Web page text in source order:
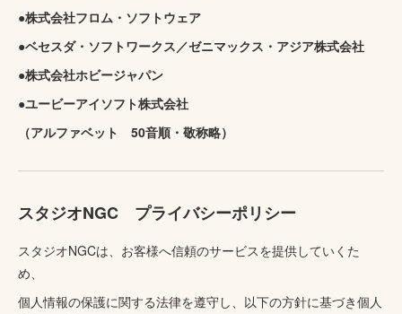
●株式会社フロム・ソフトウェア
●ベセスダ・ソフトワークス／ゼニマックス・アジア株式会社
●株式会社ホビージャパン
●ユービーアイソフト株式会社
（アルファベット 50音順・敬称略）
スタジオNGC プライバシーポリシー
スタジオNGCは、お客様へ信頼のサービスを提供していくた
め、
個人情報の保護に関する法律を遵守し、以下の方針に基づき個人